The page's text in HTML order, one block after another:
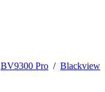
BV9300 Pro / Blackview